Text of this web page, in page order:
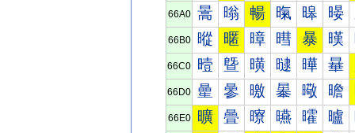
66A0 暠 暡 暢 暣 暤 暥
66B0 暰 暱 暲 暳 暴 暵
66C0 曀 曁 曂 曃 曄 曅
66D0 曐 曑 曒 曓 曔 曕
66E0 曠 曡 曢 曣 曤 曥